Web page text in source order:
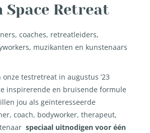
Space Retreat
coaches, retreatleiders,
muzikanten en kunstenaars
onze testretreat in augustus ’23
inspirerende en bruisende formule
jou als geïnteresseerde
coach, bodyworker, therapeut,
speciaal uitnodigen voor één